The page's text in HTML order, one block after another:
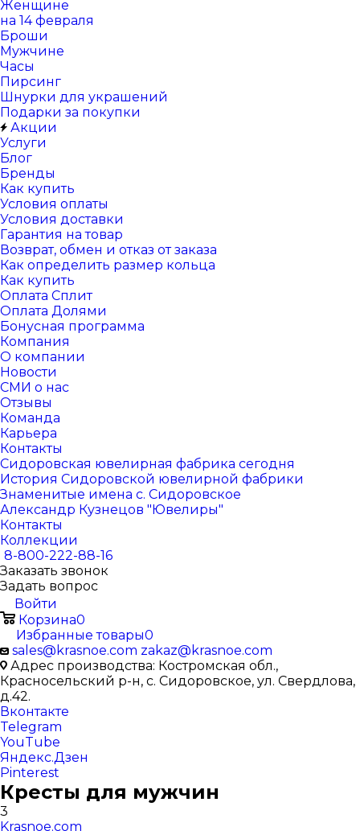
Женщине
на 14 февраля
Броши
Мужчине
Часы
Пирсинг
Шнурки для украшений
Подарки за покупки
Акции
Услуги
Блог
Бренды
Как купить
Условия оплаты
Условия доставки
Гарантия на товар
Возврат, обмен и отказ от заказа
Как определить размер кольца
Как купить
Оплата Сплит
Оплата Долями
Бонусная программа
Компания
О компании
Новости
СМИ о нас
Отзывы
Команда
Карьера
Контакты
Сидоровская ювелирная фабрика сегодня
История Сидоровской ювелирной фабрики
Знаменитые имена с. Сидоровское
Александр Кузнецов "Ювелиры"
Контакты
Коллекции
8-800-222-88-16
Заказать звонок
Задать вопрос
Войти
Корзина0
Избранные товары0
sales@krasnoe.com zakaz@krasnoe.com
Адрес производства: Костромская обл.,
Красносельский р-н, с. Сидоровское, ул. Свердлова,
д.42.
Вконтакте
Telegram
YouTube
Яндекс.Дзен
Pinterest
Кресты для мужчин
3
Krasnoe.com